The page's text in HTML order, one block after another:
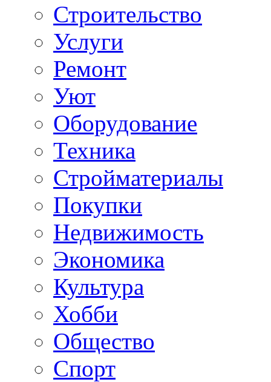
Строительство
Услуги
Ремонт
Уют
Оборудование
Техника
Стройматериалы
Покупки
Недвижимость
Экономика
Культура
Хобби
Общество
Спорт